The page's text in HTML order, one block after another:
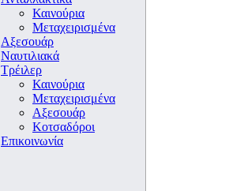
Καινούρια
Μεταχειρισμένα
Αξεσουάρ
Ναυτιλιακά
Τρέιλερ
Καινούρια
Μεταχειρισμένα
Αξεσουάρ
Κοτσαδόροι
Επικοινωνία